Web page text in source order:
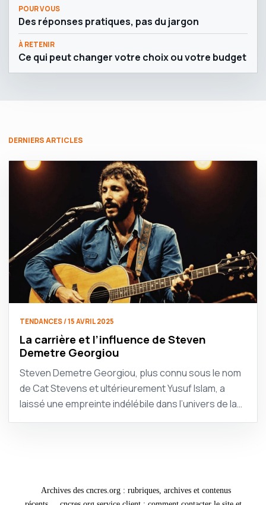
POUR VOUS
Des réponses pratiques, pas du jargon
À RETENIR
Ce qui peut changer votre choix ou votre budget
DERNIERS ARTICLES
TENDANCES / 15 AVRIL 2025
La carrière et l’influence de Steven
Demetre Georgiou
Steven Demetre Georgiou, plus connu sous le nom
de Cat Stevens et ultérieurement Yusuf Islam, a
laissé une empreinte indélébile dans l’univers de la…
Archives des cncres.org : rubriques, archives et contenus